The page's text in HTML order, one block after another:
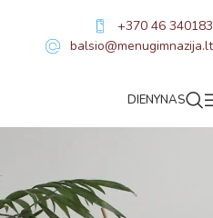
+370 46 340183
balsio@menugimnazija.lt
DIENYNAS